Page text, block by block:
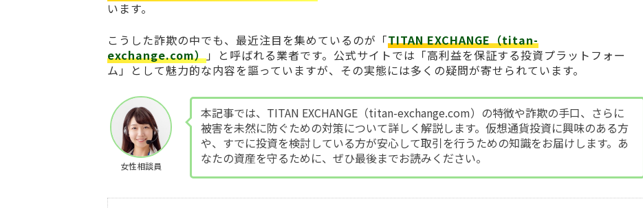
います。
こうした詐欺の中でも、最近注目を集めているのが「TITAN EXCHANGE（titan-
exchange.com）」と呼ばれる業者です。公式サイトでは「高利益を保証する投資プラットフォー
ム」として魅力的な内容を謳っていますが、その実態には多くの疑問が寄せられています。
女性相談員
本記事では、TITAN EXCHANGE（titan-exchange.com）の特徴や詐欺の手口、さらに
被害を未然に防ぐための対策について詳しく解説します。仮想通貨投資に興味のある方
や、すでに投資を検討している方が安心して取引を行うための知識をお届けします。あ
なたの資産を守るために、ぜひ最後までお読みください。